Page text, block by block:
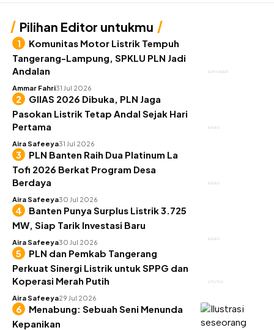
Pilihan Editor untukmu
GAYA HIDUP
Komunitas Motor Listrik Tempuh
Tangerang-Lampung, SPKLU PLN Jadi
Andalan
Ammar Fahri31 Jul 2026
BISNIS
GIIAS 2026 Dibuka, PLN Jaga
Pasokan Listrik Tetap Andal Sejak Hari
Pertama
Aira Safeeya31 Jul 2026
BISNIS
PLN Banten Raih Dua Platinum La
Tofi 2026 Berkat Program Desa
Berdaya
Aira Safeeya30 Jul 2026
BISNIS
Banten Punya Surplus Listrik 3.725
MW, Siap Tarik Investasi Baru
Aira Safeeya30 Jul 2026
UTILITAS
PLN dan Pemkab Tangerang
Perkuat Sinergi Listrik untuk SPPG dan
Koperasi Merah Putih
Aira Safeeya29 Jul 2026
Menabung: Sebuah Seni Menunda
Kepanikan